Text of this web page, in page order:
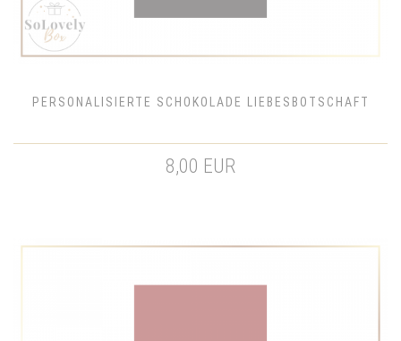
PERSONALISIERTE SCHOKOLADE LIEBESBOTSCHAFT
8,00 EUR